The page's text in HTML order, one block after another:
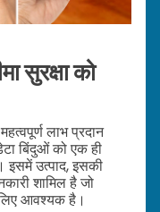
सुरक्षा को
लाभ प्रदान
बिंदुओं को एक ही
उत्पाद, इसकी
शामिल है जो
आवश्यक है।